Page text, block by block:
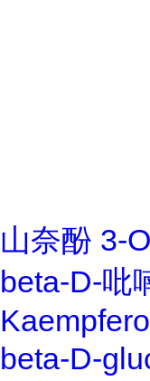
山奈酚 3-
beta-D-吡
beta-D-